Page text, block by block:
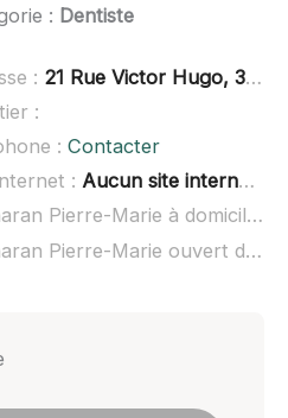
: Dentiste
: 21 Rue Victor Hugo, 32300 Mirande
:
: Contacter
: Aucun site internet connu
Matharan Pierre-Marie à domicile :
Matharan Pierre-Marie ouvert dimanche :